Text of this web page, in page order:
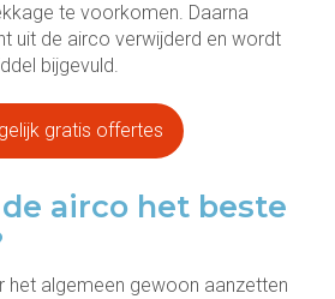
te voorkomen. Daarna
uit de airco verwijderd en wordt
bijgevuld.
gratis offertes
airco het beste
het algemeen gewoon aanzetten